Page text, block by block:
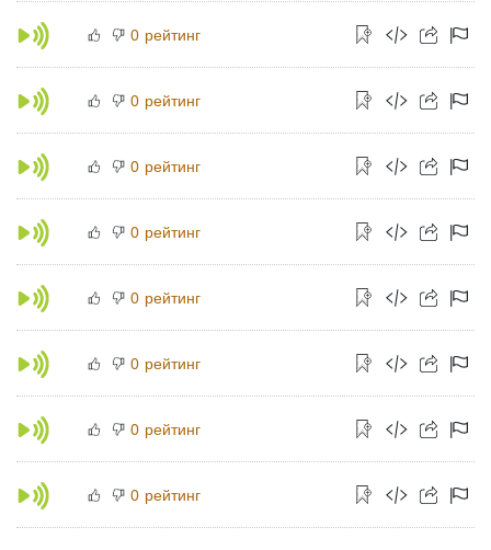
0 рейтинг
0 рейтинг
0 рейтинг
0 рейтинг
0 рейтинг
0 рейтинг
0 рейтинг
0 рейтинг